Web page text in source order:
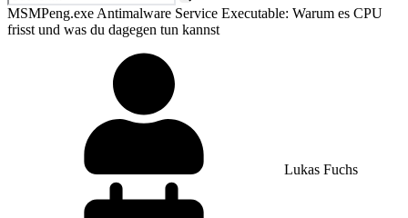
MSMPeng.exe Antimalware Service Executable: Warum es CPU
frisst und was du dagegen tun kannst
Lukas Fuchs